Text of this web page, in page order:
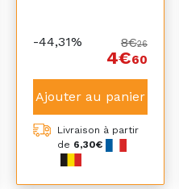
-44,31% 8€26
4€60
Ajouter au panier
Livraison à partir
de 6,30€